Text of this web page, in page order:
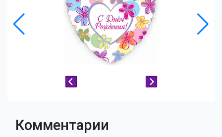
Комментарии